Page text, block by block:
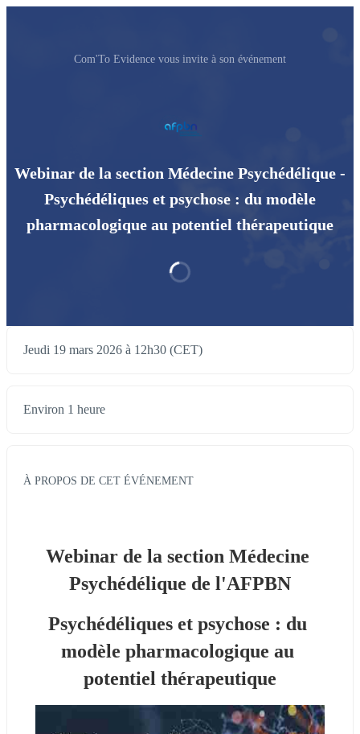
Com'To Evidence vous invite à son événement
Webinar de la section Médecine Psychédélique -
Psychédéliques et psychose : du modèle
pharmacologique au potentiel thérapeutique
Jeudi 19 mars 2026 à 12h30 (CET)
Environ 1 heure
À PROPOS DE CET ÉVÉNEMENT
Webinar de la section Médecine
Psychédélique de l'AFPBN
Psychédéliques et psychose : du
modèle pharmacologique au
potentiel thérapeutique